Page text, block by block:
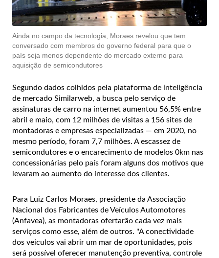
Ainda no campo da tecnologia, Moraes revelou que tem
conversado com membros do governo federal para que o
país seja menos dependente do mercado externo para
aquisição de semicondutores
Segundo dados colhidos pela plataforma de inteligência
de mercado Similarweb, a busca pelo serviço de
assinaturas de carro na internet aumentou 56,5% entre
abril e maio, com 12 milhões de visitas a 156 sites de
montadoras e empresas especializadas — em 2020, no
mesmo período, foram 7,7 milhões. A escassez de
semicondutores e o encarecimento de modelos 0km nas
concessionárias pelo país foram alguns dos motivos que
levaram ao aumento do interesse dos clientes.
Para Luiz Carlos Moraes, presidente da Associação
Nacional dos Fabricantes de Veículos Automotores
(Anfavea), as montadoras ofertarão cada vez mais
serviços como esse, além de outros. "A conectividade
dos veículos vai abrir um mar de oportunidades, pois
será possível oferecer manutenção preventiva, controle